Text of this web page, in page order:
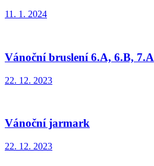
11. 1. 2024
Vánoční bruslení 6.A, 6.B, 7.A
22. 12. 2023
Vánoční jarmark
22. 12. 2023